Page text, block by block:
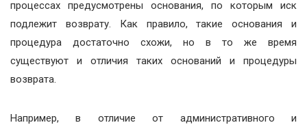
процессах предусмотрены основания, по которым иск
подлежит возврату. Как правило, такие основания и
процедура достаточно схожи, но в то же время
существуют и отличия таких оснований и процедуры
возврата.
Например, в отличие от административного и